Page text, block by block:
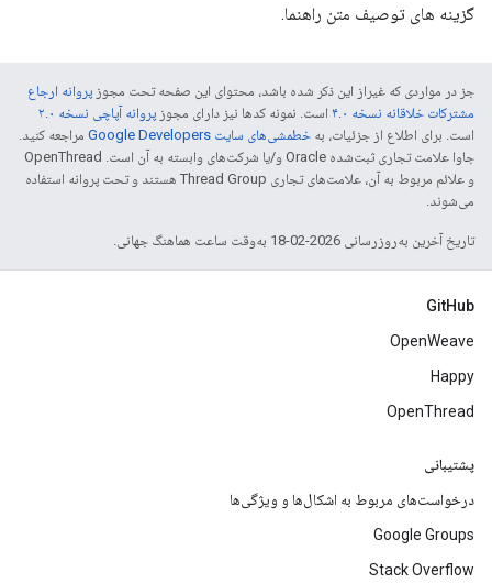
گزینه های توصیف متن راهنما.
جز در مواردی که غیراز این ذکر شده باشد، محتوای این صفحه تحت مجوز پروانه ارجاع
مشترکات خلاقانه نسخه ۴.۰
است. نمونه کدها نیز دارای مجوز پروانه آپاچی نسخه ۲.۰
است. برای اطلاع از جزئیات، به خطمشی‌های سایت Google Developers‏
مراجعه کنید.
جاوا علامت تجاری ثبت‌شده Oracle و/یا شرکت‌های وابسته به آن است. ‫OpenThread
و علائم مربوط به آن، علامت‌های تجاری Thread Group هستند و تحت پروانه استفاده
می‌شوند.
تاریخ آخرین به‌روزرسانی 2026-02-18 به‌وقت ساعت هماهنگ جهانی.
GitHub
OpenWeave
Happy
OpenThread
پشتیبانی
درخواست‌های مربوط به اشکال‌ها و ویژگی‌ها
Google Groups
Stack Overflow